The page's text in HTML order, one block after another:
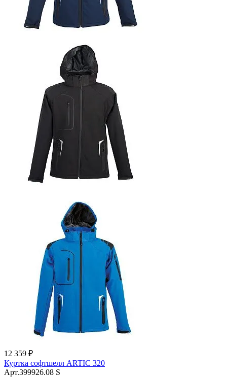
12 359 ₽
Куртка софтшелл ARTIC 320
Арт.399926.08 S